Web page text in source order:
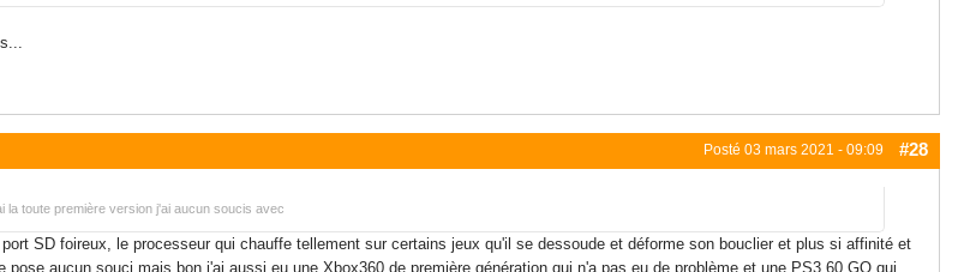
Posté 03 mars 2021 - 09:09 #28
toute première version j'ai aucun soucis avec
SD foireux, le processeur qui chauffe tellement sur certains jeux qu'il se dessoude et déforme son bouclier et plus si affinité et
aucun souci mais bon j'ai aussi eu une Xbox360 de première génération qui n'a pas eu de problème et une PS3 60 GO qui